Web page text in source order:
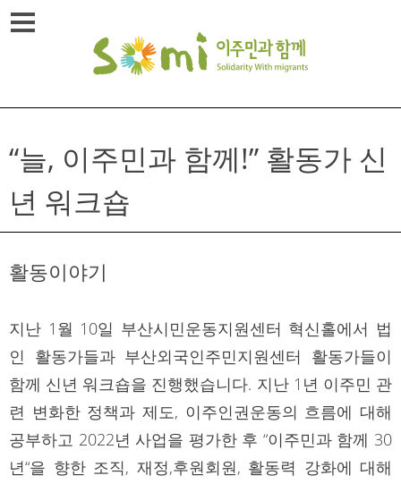
Skip
to
“늘, 이주민과 함께!” 활동가 신
년 워크숍
활동이야기
지난 1월 10일 부산시민운동지원센터 혁신홀에서 법
인 활동가들과 부산외국인주민지원센터 활동가들이
함께 신년 워크숍을 진행했습니다. 지난 1년 이주민 관
련 변화한 정책과 제도, 이주인권운동의 흐름에 대해
공부하고 2022년 사업을 평가한 후 “이주민과 함께 30
년“을 향한 조직, 재정,후원회원, 활동력 강화에 대해